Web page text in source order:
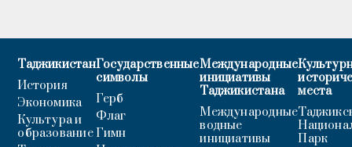
Таджикистан
История
Экономика
Культура и
образование
Государственные
символы
Герб
Флаг
Гимн
Международные
инициативы
Таджикистана
Международные
водные
инициативы
места
Парк